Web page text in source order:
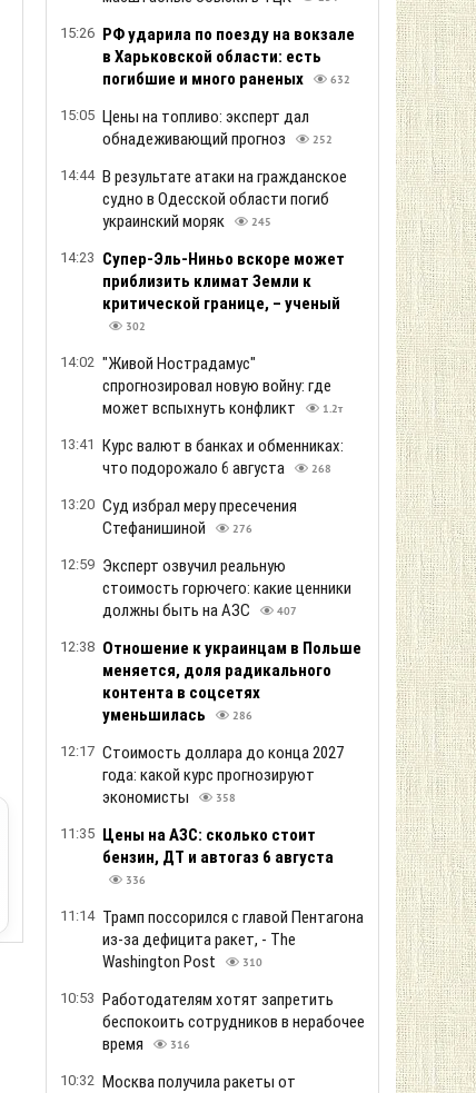
15:26 РФ ударила по поезду на вокзале
в Харьковской области: есть
погибшие и много раненых
632
15:05 Цены на топливо: эксперт дал
обнадеживающий прогноз
252
14:44 В результате атаки на гражданское
судно в Одесской области погиб
украинский моряк
245
14:23 Супер-Эль-Ниньо вскоре может
приблизить климат Земли к
критической границе, – ученый
302
14:02 "Живой Нострадамус"
спрогнозировал новую войну: где
может вспыхнуть конфликт
1.2т
13:41 Курс валют в банках и обменниках:
что подорожало 6 августа
268
13:20 Суд избрал меру пресечения
Стефанишиной
276
12:59 Эксперт озвучил реальную
стоимость горючего: какие ценники
должны быть на АЗС
407
12:38 Отношение к украинцам в Польше
меняется, доля радикального
контента в соцсетях
уменьшилась
286
12:17 Стоимость доллара до конца 2027
года: какой курс прогнозируют
экономисты
358
11:35 Цены на АЗС: сколько стоит
бензин, ДТ и автогаз 6 августа
336
11:14 Трамп поссорился с главой Пентагона
из-за дефицита ракет, - The
Washington Post
310
10:53 Работодателям хотят запретить
беспокоить сотрудников в нерабочее
время
316
10:32 Москва получила ракеты от